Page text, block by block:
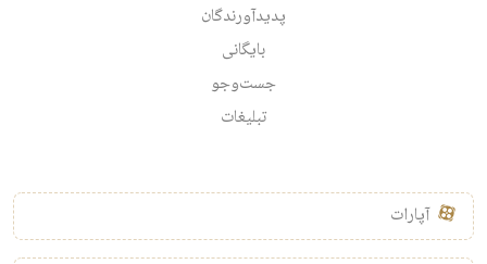
پدیدآورندگان
بایگانی
جست‌وجو
تبلیغات
آپارات